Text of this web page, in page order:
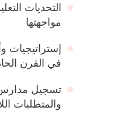
التحديات
مواجهتها
إستراتيجيات
في القرن
تسجيل
والمتطلبات